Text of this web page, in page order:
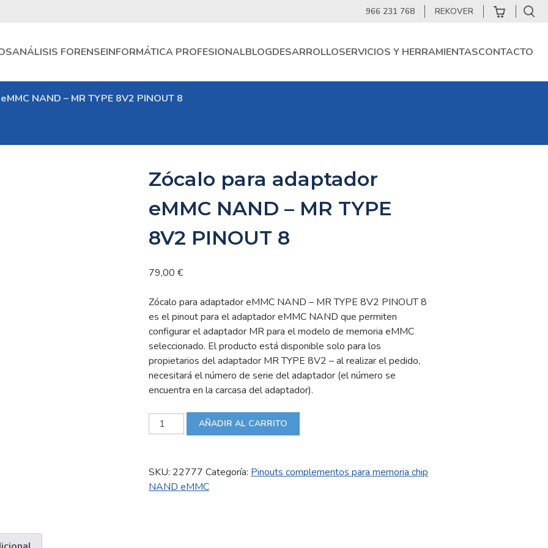
966 231 768 REKOVER
ANÁLISIS FORENSEINFORMÁTICA PROFESIONALBLOGDESARROLLOSERVICIOS Y HERRAMIENTASCONTACTO
NAND – MR TYPE 8V2 PINOUT 8
Zócalo para adaptador
eMMC NAND – MR TYPE
8V2 PINOUT 8
79,00€
Zócalo para adaptador eMMC NAND – MR TYPE 8V2 PINOUT 8
es el pinout para el adaptador eMMC NAND que permiten
configurar el adaptador MR para el modelo de memoria eMMC
seleccionado. El producto está disponible solo para los
propietarios del adaptador MR TYPE 8V2 – al realizar el pedido,
necesitará el número de serie del adaptador (el número se
encuentra en la carcasa del adaptador).
Zócalo
para
NAND
-
AÑADIR AL CARRITO
SKU: 22777 Categoría: Pinouts complementos para memoria chip
NAND eMMC